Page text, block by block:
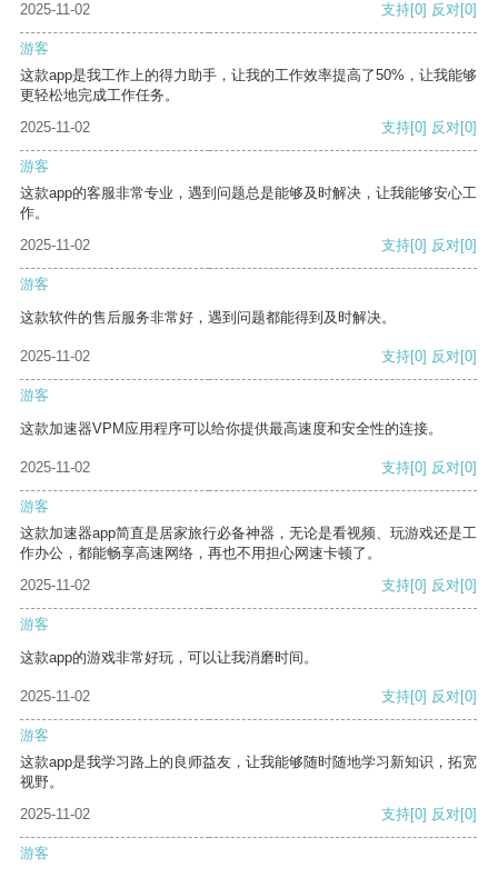
2025-11-02
支持[0] 反对[0]
游客
这款app是我工作上的得力助手，让我的工作效率提高了50%，让我能够
更轻松地完成工作任务。
2025-11-02
支持[0] 反对[0]
游客
这款app的客服非常专业，遇到问题总是能够及时解决，让我能够安心工
作。
2025-11-02
支持[0] 反对[0]
游客
这款软件的售后服务非常好，遇到问题都能得到及时解决。
2025-11-02 支持[0] 反对[0]
游客
这款加速器VPM应用程序可以给你提供最高速度和安全性的连接。
2025-11-02 支持[0] 反对[0]
游客
这款加速器app简直是居家旅行必备神器，无论是看视频、玩游戏还是工
作办公，都能畅享高速网络，再也不用担心网速卡顿了。
2025-11-02
支持[0] 反对[0]
游客
这款app的游戏非常好玩，可以让我消磨时间。
2025-11-02 支持[0] 反对[0]
游客
这款app是我学习路上的良师益友，让我能够随时随地学习新知识，拓宽
视野。
2025-11-02
支持[0] 反对[0]
游客